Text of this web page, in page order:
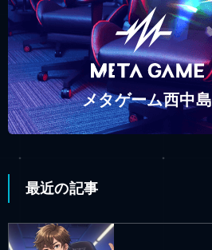
メタゲーム西中島
最近の記事